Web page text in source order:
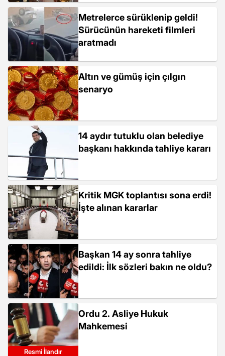
Metrelerce sürüklenip geldi!
Sürücünün hareketi filmleri
aratmadı
Altın ve gümüş için çılgın
senaryo
14 aydır tutuklu olan belediye
başkanı hakkında tahliye kararı
Kritik MGK toplantısı sona erdi!
İşte alınan kararlar
Başkan 14 ay sonra tahliye
edildi: İlk sözleri bakın ne oldu?
Ordu 2. Asliye Hukuk
Mahkemesi
Resmi İlandır